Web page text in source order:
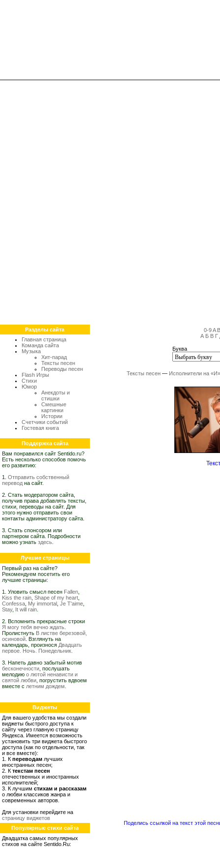
Разделы сайта
Главная страница
Команда сайта
Музыка
Хит-парад
Тексты песен
Переводы песен
Flash Игры
Стихи
Юмор
Анекдоты и
стишки
Смешные
картинки
Истории
Счетчики событий
Гостевая книга
Поддержка сайта
Вам понравился сайт Sentido.ru?
Есть несколько способов помочь
его развитию:
1. Отправить собственный
перевод на сайт.
2. Стать модератором сайта,
получив права добавлять тексты,
стихи, переводы на сайт. Для
этого нужно отправить свои
контакты администратору сайта.
3. Стать спонсором или
партнером сайта. Подробности
можно узнать здесь
Лучшие страницы
Первый раз на сайте?
Рекомендуем посетить его
лучшие страницы:
1. Уловить смысл песен Fallen
Kiss the rain Shape of my heart
Confessa My immortal Je T'aime
Stay, It will rain
2. Вспомнить прекрасные строки
Я могу тебя вечно ждать
Пролистнуть В листве березовой,
осиновой . Взглянуть на
календарь, произнося Двадцать
первое. Ночь. Понедельник.
3. Напеть давно забытый мотив
бесконечности , послушать
мелодию о лютой ненависти и
святой любви , погрустить вдвоем
вместе с летним дождем
Виджеты
Для вашего удобства мы создали
виджеты быстрого доступа к
сайту через главную страницу
Яндекса. Имеется возможность
установить три виджета быстрого
доступа (как по отдельности, так
и все вместе):
1. К переводам лучших
иностранных песен;
2. К текстам песен
отечественных и иностранных
исполнителей;
3. К лучшим стихам и рассказам
о любви классиков жанра и
современных авторов.
Для установки перейдите на
страницу виджетов
Популярные стихи сайта
Двадцатка самых популярных
стихов на сайте Sentido.Ru:
0-9 A
А Б В Г
Буква
Тексты песен — Исполнители на «И»
Поделись ссылкой на текст этой